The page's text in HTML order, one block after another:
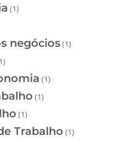
(1)
negócios(1)
(1)
(1)
(1)
Trabalho (1)